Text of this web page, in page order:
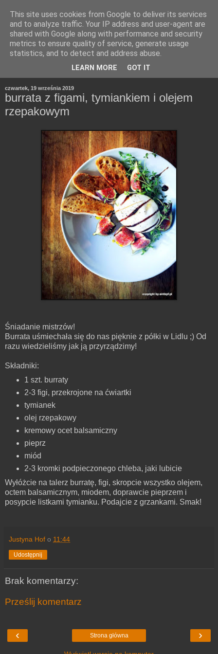
czwartek, 19 września 2019
burrata z figami, tymiankiem i olejem
rzepakowym
Śniadanie mistrzów!
Burrata uśmiechała się do nas pięknie z półki w Lidlu ;) Od
razu wiedzieliśmy jak ją przyrządzimy!
Składniki:
1 szt. burraty
2-3 figi, przekrojone na ćwiartki
tymianek
olej rzepakowy
kremowy ocet balsamiczny
pieprz
miód
2-3 kromki podpieczonego chleba, jaki lubicie
Wyłóżcie na talerz burratę, figi, skropcie wszystko olejem,
octem balsamicznym, miodem, doprawcie pieprzem i
posypcie listkami tymianku. Podajcie z grzankami. Smak!
Justyna Hof o 11:44
Udostępnij
Brak komentarzy:
Prześlij komentarz
‹ ›
Strona główna
This site uses cookies from Google to deliver its services
and to analyze traffic. Your IP address and user-agent are
shared with Google along with performance and security
metrics to ensure quality of service, generate usage
statistics, and to detect and address abuse.
LEARN MORE GOT IT